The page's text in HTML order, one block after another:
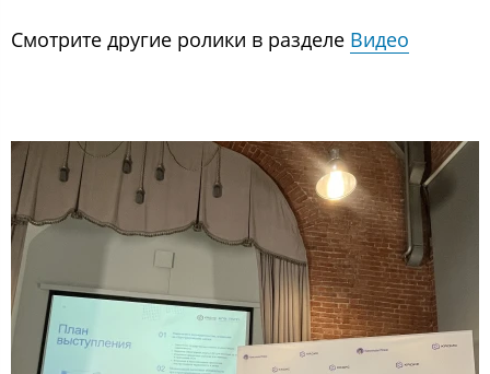
Смотрите другие ролики в разделе Видео